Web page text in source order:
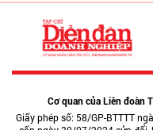
Cơ quan của Liên đoàn
Giấy phép số: 58/GP-BTTTT